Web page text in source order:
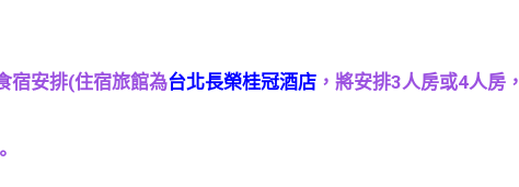
宿安排(住宿旅館為台北長榮桂冠酒店 ，將安排3人房或4人房，